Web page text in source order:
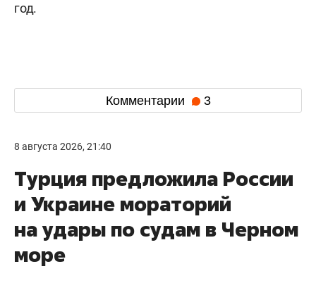
год.
Комментарии 3
8 августа 2026, 21:40
Турция предложила России
и Украине мораторий
на удары по судам в Черном
море